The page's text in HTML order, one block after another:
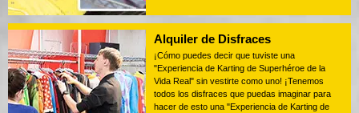
Alquiler de Disfraces
¡Cómo puedes decir que tuviste una
"Experiencia de Karting de Superhéroe de la
Vida Real" sin vestirte como uno! ¡Tenemos
todos los disfraces que puedas imaginar para
hacer de esto una "Experiencia de Karting de